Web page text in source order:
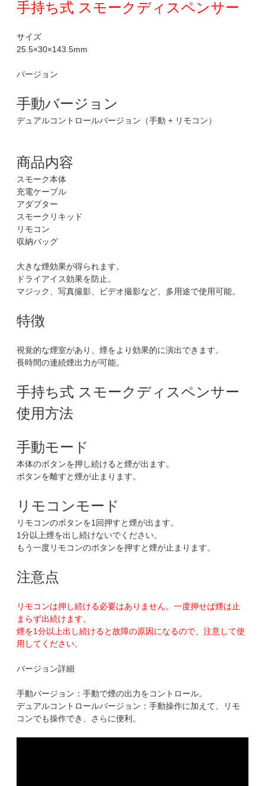
手持ち式 スモークディスペンサー
サイズ
25.5×30×143.5mm
バージョン
手動バージョン
デュアルコントロールバージョン（手動 + リモコン）
商品内容
スモーク本体
充電ケーブル
アダプター
スモークリキッド
リモコン
収納バッグ
大きな煙効果が得られます。
ドライアイス効果を防止。
マジック、写真撮影、ビデオ撮影など、多用途で使用可能。
特徴
視覚的な煙室があり、煙をより効果的に演出できます。
長時間の連続煙出力が可能。
手持ち式 スモークディスペンサー
使用方法
手動モード
本体のボタンを押し続けると煙が出ます。
ボタンを離すと煙が止まります。
リモコンモード
リモコンのボタンを1回押すと煙が出ます。
1分以上煙を出し続けないでください。
もう一度リモコンのボタンを押すと煙が止まります。
注意点
リモコンは押し続ける必要はありません。一度押せば煙は止
まらず出続けます。
煙を1分以上出し続けると故障の原因になるので、注意して使
用してください。
バージョン詳細
手動バージョン：手動で煙の出力をコントロール。
デュアルコントロールバージョン：手動操作に加えて、リモ
コンでも操作でき、さらに便利。